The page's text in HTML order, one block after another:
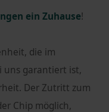
ein Zuhause!
die im
uns garantiert ist,
Der Zutritt zum
Chip möglich,